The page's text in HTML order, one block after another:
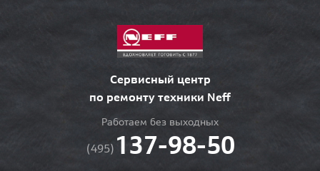
Сервисный центр
по ремонту техники Neff
Работаем без выходных
(495) 137-98-50